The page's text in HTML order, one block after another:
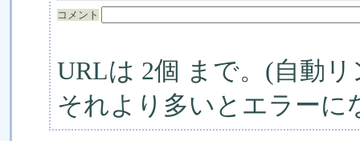
コメント
URLは 2個 まで。(自動リ
それより多いとエラーに